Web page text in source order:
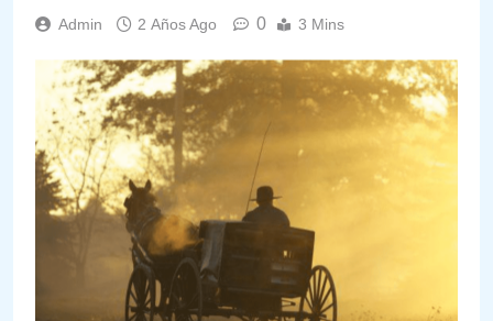
Admin 2 Años Ago 0 3 Mins